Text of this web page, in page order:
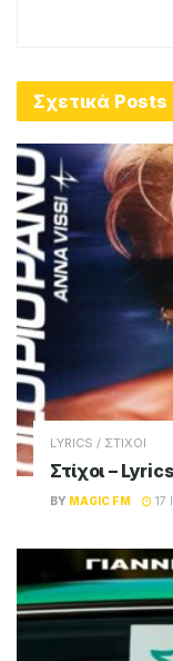
Σχετικά Posts
LYRICS / ΣΤΙΧΟΙ
Στίχοι –
BY MAGIC FM 17